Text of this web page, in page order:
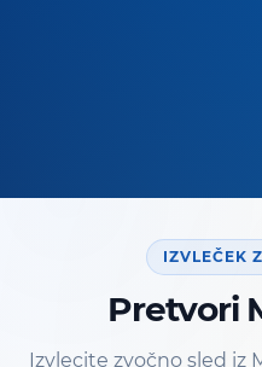
IZVLEČEK
Pretvori
Izvlecite zvočno sled iz